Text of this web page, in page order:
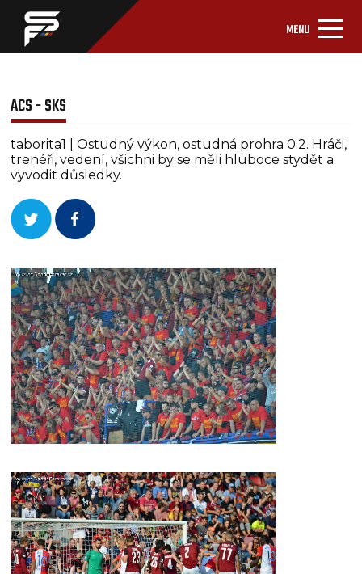
MENU
ACS - SKS
taborita1 | Ostudný výkon, ostudná prohra 0:2. Hráči,
trenéři, vedení, všichni by se měli hluboce stydět a
vyvodit důsledky.